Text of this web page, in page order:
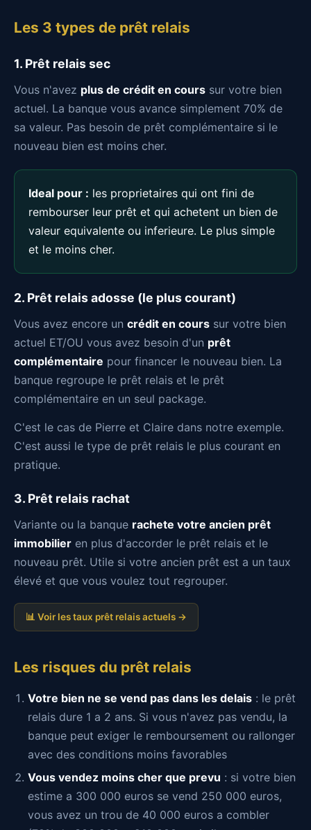
Les 3 types de prêt relais
1. Prêt relais sec
Vous n'avez plus de crédit en cours sur votre bien
actuel. La banque vous avance simplement 70% de
sa valeur. Pas besoin de prêt complémentaire si le
nouveau bien est moins cher.
Ideal pour : les proprietaires qui ont fini de
rembourser leur prêt et qui achetent un bien de
valeur equivalente ou inferieure. Le plus simple
et le moins cher.
2. Prêt relais adosse (le plus courant)
Vous avez encore un crédit en cours sur votre bien
actuel ET/OU vous avez besoin d'un prêt
complémentaire pour financer le nouveau bien. La
banque regroupe le prêt relais et le prêt
complémentaire en un seul package.
C'est le cas de Pierre et Claire dans notre exemple.
C'est aussi le type de prêt relais le plus courant en
pratique.
3. Prêt relais rachat
Variante ou la banque rachete votre ancien prêt
immobilier en plus d'accorder le prêt relais et le
nouveau prêt. Utile si votre ancien prêt est a un taux
élevé et que vous voulez tout regrouper.
📊 Voir les taux prêt relais actuels →
Les risques du prêt relais
Votre bien ne se vend pas dans les delais : le prêt
relais dure 1 a 2 ans. Si vous n'avez pas vendu, la
banque peut exiger le remboursement ou rallonger
avec des conditions moins favorables
Vous vendez moins cher que prevu : si votre bien
estime a 300 000 euros se vend 250 000 euros,
vous avez un trou de 40 000 euros a combler